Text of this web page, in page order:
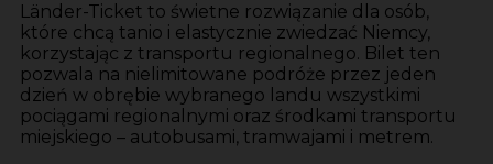
Länder-Ticket to świetne rozwiązanie dla osób,
które chcą tanio i elastycznie zwiedzać Niemcy,
korzystając z transportu regionalnego. Bilet ten
pozwala na nielimitowane podróże przez jeden
dzień w obrębie wybranego landu wszystkimi
pociągami regionalnymi oraz środkami transportu
miejskiego – autobusami, tramwajami i metrem.